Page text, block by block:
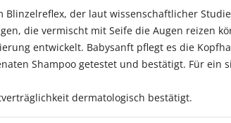
Blinzelreflex, der laut wissenschaftlicher
die vermischt mit Seife die Augen reizen
entwickelt. Babysanft pflegt es die
Shampoo getestet und bestätigt. Für ein
dermatologisch bestätigt.